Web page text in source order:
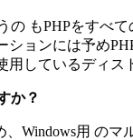
もPHPをすべ
ョンには予め
しているディス
か？
Windows用 の